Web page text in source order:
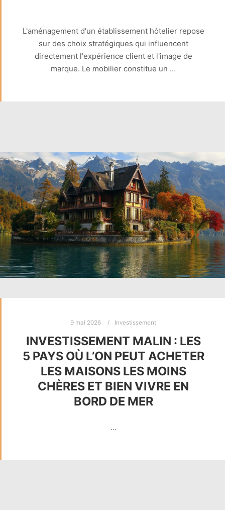
L'aménagement d'un établissement hôtelier repose
sur des choix stratégiques qui influencent
directement l'expérience client et l'image de
marque. Le mobilier constitue un …
9 mai 2026 Investissement
INVESTISSEMENT MALIN : LES
5 PAYS OÙ L’ON PEUT ACHETER
LES MAISONS LES MOINS
CHÈRES ET BIEN VIVRE EN
BORD DE MER
…